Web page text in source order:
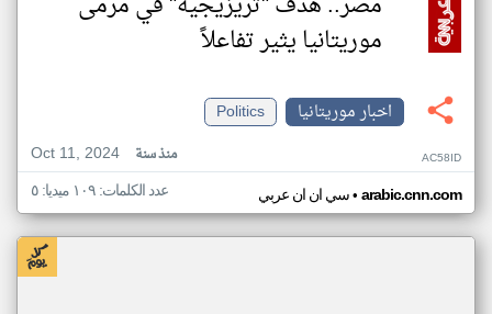
موريتانيا يثير تفاعلاً
اخبار موريتانيا
Politics
Oct 11, 2024
منذ سنة AC58ID
سي ان ان عربي• arabic.cnn.com عدد الكلمات: ١٠٩ ميديا: ٥